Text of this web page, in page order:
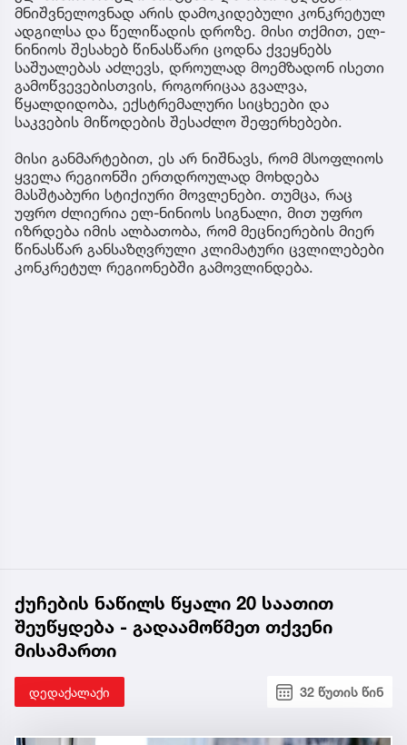
მნიშვნელოვნად არის დამოკიდებული კონკრეტულ
ადგილსა და წელიწადის დროზე. მისი თქმით, ელ-
ნინიოს შესახებ წინასწარი ცოდნა ქვეყნებს
საშუალებას აძლევს, დროულად მოემზადონ ისეთი
გამოწვევებისთვის, როგორიცაა გვალვა,
წყალდიდობა, ექსტრემალური სიცხეები და
საკვების მიწოდების შესაძლო შეფერხებები.
მისი განმარტებით, ეს არ ნიშნავს, რომ მსოფლიოს
ყველა რეგიონში ერთდროულად მოხდება
მასშტაბური სტიქიური მოვლენები. თუმცა, რაც
უფრო ძლიერია ელ-ნინიოს სიგნალი, მით უფრო
იზრდება იმის ალბათობა, რომ მეცნიერების მიერ
წინასწარ განსაზღვრული კლიმატური ცვლილებები
კონკრეტულ რეგიონებში გამოვლინდება.
ქუჩების ნაწილს წყალი 20 საათით
შეუწყდება - გადაამოწმეთ თქვენი
მისამართი
დედაქალაქი 32 წუთის წინ